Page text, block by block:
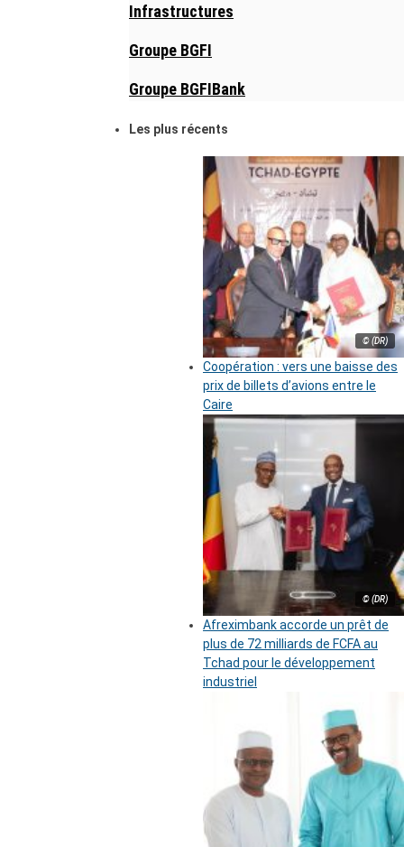
Infrastructures
Groupe BGFI
Groupe BGFIBank
Les plus récents
© (DR)
Coopération : vers une baisse des
prix de billets d’avions entre le
Caire
© (DR)
Afreximbank accorde un prêt de
plus de 72 milliards de FCFA au
Tchad pour le développement
industriel